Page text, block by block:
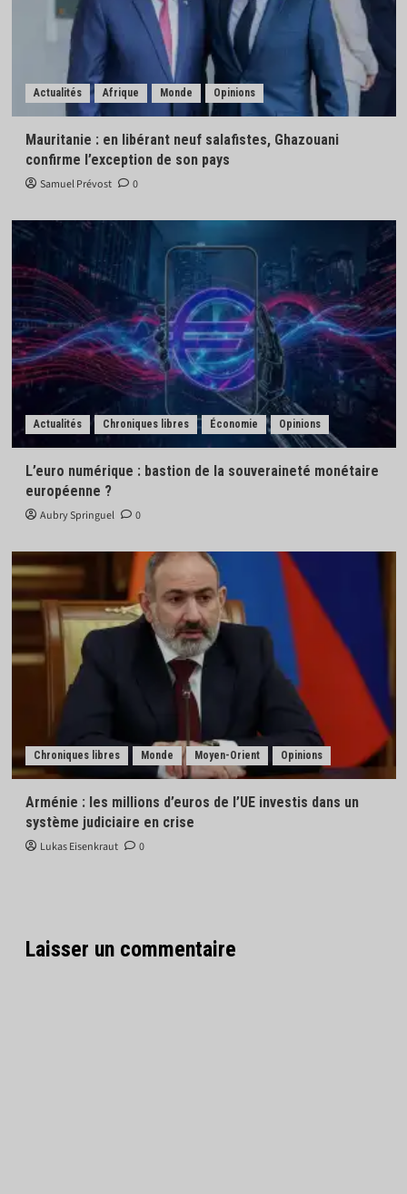
Actualités Afrique Monde Opinions
Mauritanie : en libérant neuf salafistes, Ghazouani
confirme l’exception de son pays
Samuel Prévost 0
Actualités Chroniques libres Économie Opinions
L’euro numérique : bastion de la souveraineté monétaire
européenne ?
Aubry Springuel 0
Chroniques libres Monde Moyen-Orient Opinions
Arménie : les millions d’euros de l’UE investis dans un
système judiciaire en crise
Lukas Eisenkraut 0
Laisser un commentaire